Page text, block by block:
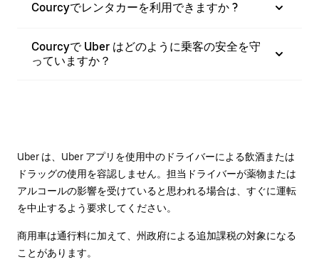
Courcyでレンタカーを利用できますか ?
Courcyで Uber はどのように乗客の安全を守
っていますか？
Uber は、Uber アプリを使用中のドライバーによる飲酒または
ドラッグの使用を容認しません。担当ドライバーが薬物または
アルコールの影響を受けていると思われる場合は、すぐに運転
を中止するよう要求してください。
商用車は通行料に加えて、州政府による追加課税の対象になる
ことがあります。